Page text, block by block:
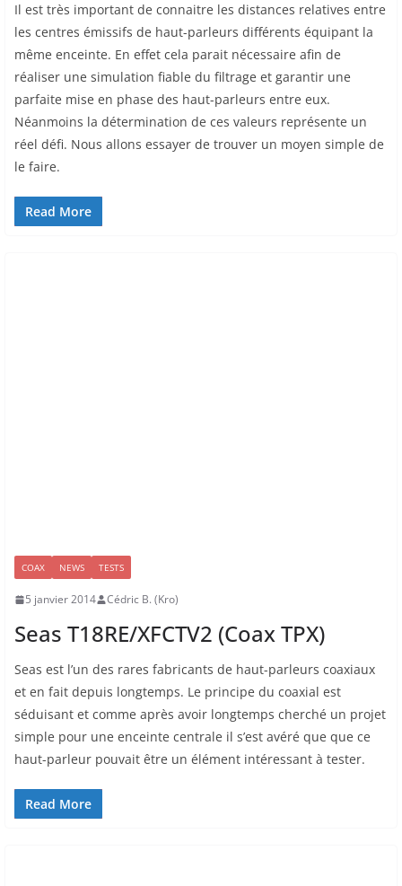
Il est très important de connaitre les distances relatives entre
les centres émissifs de haut-parleurs différents équipant la
même enceinte. En effet cela parait nécessaire afin de
réaliser une simulation fiable du filtrage et garantir une
parfaite mise en phase des haut-parleurs entre eux.
Néanmoins la détermination de ces valeurs représente un
réel défi. Nous allons essayer de trouver un moyen simple de
le faire.
Read More
COAX NEWS TESTS
5 janvier 2014 Cédric B. (Kro)
Seas T18RE/XFCTV2 (Coax TPX)
Seas est l’un des rares fabricants de haut-parleurs coaxiaux
et en fait depuis longtemps. Le principe du coaxial est
séduisant et comme après avoir longtemps cherché un projet
simple pour une enceinte centrale il s’est avéré que que ce
haut-parleur pouvait être un élément intéressant à tester.
Read More